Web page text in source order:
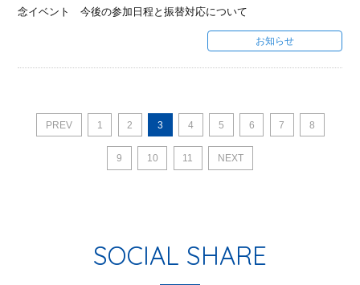
念イベント 今後の参加日程と振替対応について
お知らせ
PREV 1 2 3 4 5 6 7 8
9 10 11 NEXT
SOCIAL SHARE